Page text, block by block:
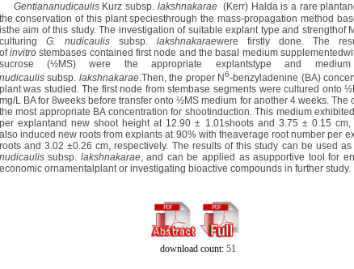
Gentiananudicaulis Kurz subsp. lakshnakarae(Kerr) Halda is a rare
the conservation of this plant speciesthrough the mass-propagation method
isthe aim of this study. The investigation of suitable explant type and strengthof
culturing G. nudicaulis subsp. lakshnakaraewere firstly done. The
ofinvitrostembases contained first node and the basal medium
sucrose (½MS) were the appropriate explantstype and
nudicaulis subsp. lakshnakarae.Then, the proper N6-benzyladenine (BA)
plant was studied. The first node from stembase segments were cultured onto
mg/L BA for 8weeks before transfer onto ½MS medium for another 4 weeks. The
the most appropriate BA concentration for shootinduction. This medium
per explantand new shoot height at 12.90 ± 1.01shoots and 3.75 ± 0.15 cm,
also induced new roots from explants at 90% with theaverage root number per
roots and 3.02 ±0.26 cm, respectively. The results of this study can be used
nudicaulissubsp. lakshnakarae, and can be applied as asupportive tool for
economic ornamentalplant or investigating bioactive compounds in further study.
download count: 51